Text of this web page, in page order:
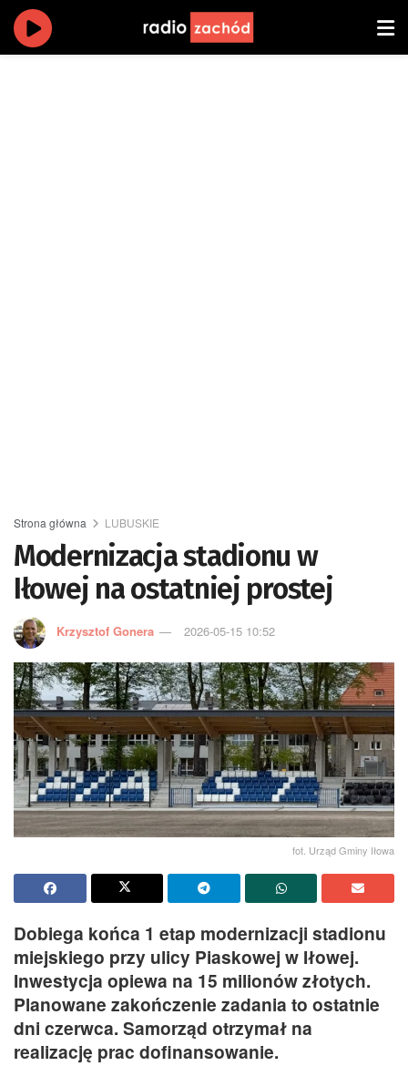
Strona główna LUBUSKIE
Modernizacja stadionu w
Iłowej na ostatniej prostej
Krzysztof Gonera 2026-05-15 10:52
fot. Urząd Gminy Iłowa
Dobiega końca 1 etap modernizacji stadionu
miejskiego przy ulicy Piaskowej w Iłowej.
Inwestycja opiewa na 15 milionów złotych.
Planowane zakończenie zadania to ostatnie
dni czerwca. Samorząd otrzymał na
realizację prac dofinansowanie.